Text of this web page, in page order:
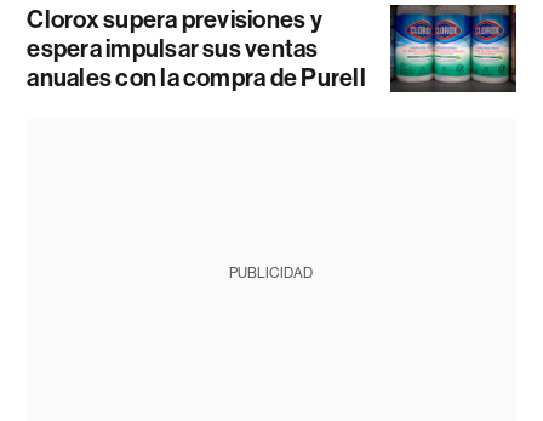
Clorox supera previsiones y
espera impulsar sus ventas
anuales con la compra de Purell
PUBLICIDAD